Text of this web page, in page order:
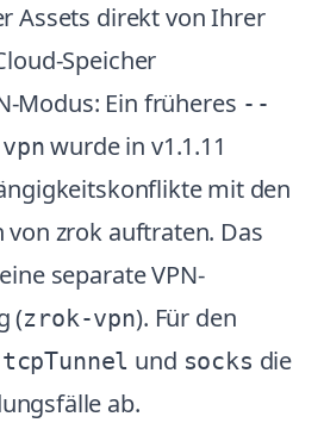
Assets direkt von Ihrer
Speicher
Modus: Ein früheres --
wurde in v1.1.11
mit den
zrok auftraten. Das
separate VPN-
(zrok-vpn). Für den
tcpTunnel und socks die
ab.